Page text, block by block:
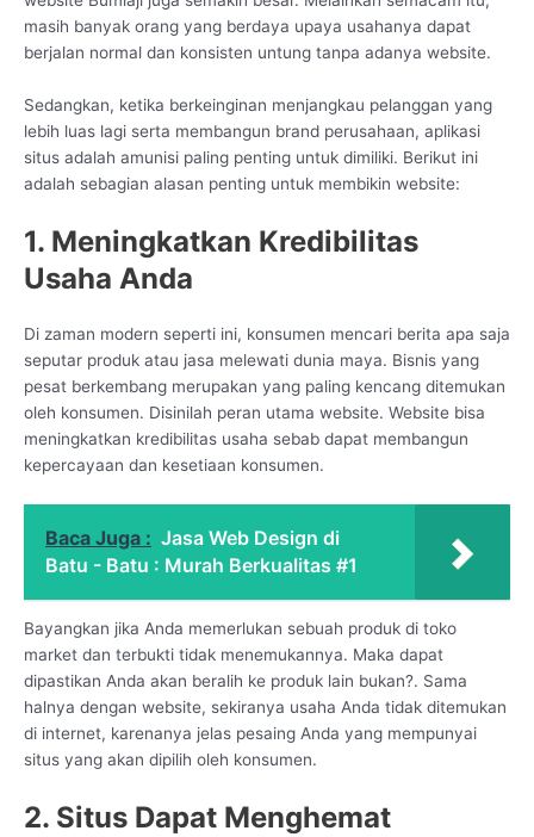
masih banyak orang yang berdaya upaya usahanya dapat
berjalan normal dan konsisten untung tanpa adanya website.
Sedangkan, ketika berkeinginan menjangkau pelanggan yang
lebih luas lagi serta membangun brand perusahaan, aplikasi
situs adalah amunisi paling penting untuk dimiliki. Berikut ini
adalah sebagian alasan penting untuk membikin website:
1. Meningkatkan Kredibilitas
Usaha Anda
Di zaman modern seperti ini, konsumen mencari berita apa saja
seputar produk atau jasa melewati dunia maya. Bisnis yang
pesat berkembang merupakan yang paling kencang ditemukan
oleh konsumen. Disinilah peran utama website. Website bisa
meningkatkan kredibilitas usaha sebab dapat membangun
kepercayaan dan kesetiaan konsumen.
Baca Juga : Jasa Web Design di
Batu - Batu : Murah Berkualitas #1
Bayangkan jika Anda memerlukan sebuah produk di toko
market dan terbukti tidak menemukannya. Maka dapat
dipastikan Anda akan beralih ke produk lain bukan?. Sama
halnya dengan website, sekiranya usaha Anda tidak ditemukan
di internet, karenanya jelas pesaing Anda yang mempunyai
situs yang akan dipilih oleh konsumen.
2. Situs Dapat Menghemat